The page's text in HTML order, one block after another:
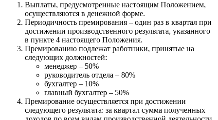
Выплаты, предусмотренные настоящим Положением,
осуществляются в денежной форме.
Периодичность премирования – один раз в квартал при
достижении производственного результата, указанного
в пункте 4 настоящего Положения.
Премированию подлежат работники, принятые на
следующих должностей:
менеджер – 50%
руководитель отдела – 80%
бухгалтер – 10%
главный бухгалтер – 50%
Премирование осуществляется при достижении
следующего результата: за квартал сумма полученных